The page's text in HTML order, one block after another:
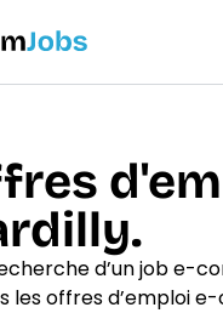
d’un job e-
les offres d’emploi